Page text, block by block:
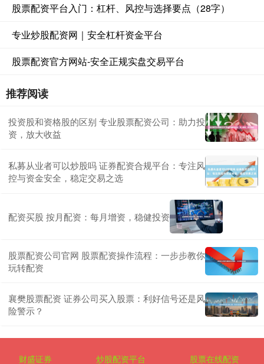
股票配资平台入门：杠杆、风控与选择要点（28字）
专业炒股配资网｜安全杠杆资金平台
股票配资官方网站-安全正规实盘交易平台
推荐阅读
投资股和资格股的区别 专业股票配资公司：助力投
资，放大收益
私募从业者可以炒股吗 证券配资合规平台：专注风
控与资金安全，稳定交易之选
配资买股 按月配资：每月增资，稳健投资
股票配资公司官网 股票配资操作流程：一步步教你
玩转配资
襄樊股票配资 证券公司买入股票：利好信号还是风
险警示？
财盛证券 炒股配资平台 股票在线配资